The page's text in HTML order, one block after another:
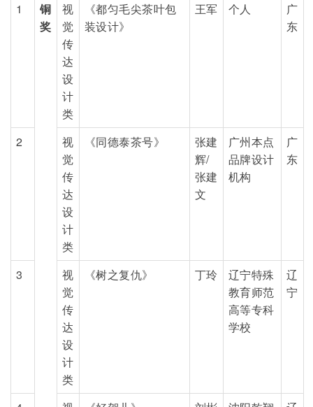
1
铜
奖
视
觉
传
达
设
计
类
《都匀毛尖茶叶包
装设计》
王军 个人
广
东
2
视
觉
传
达
设
计
类
《同德泰茶号》
张建
辉/
张建
文
广州本点
品牌设计
机构
广
东
3
视
觉
传
达
设
计
类
《树之复仇》 丁玲
辽宁特殊
教育师范
高等专科
学校
辽
宁